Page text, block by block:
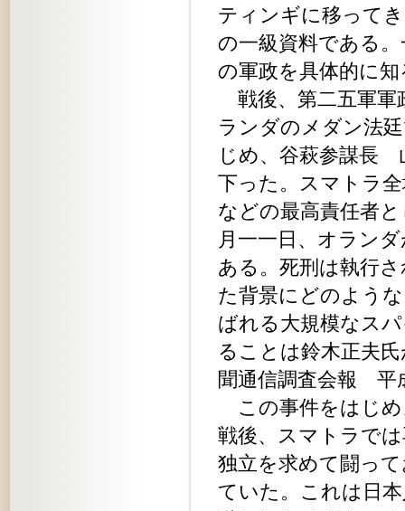
ティンギに移って
の一級資料である
の軍政を具体的に
戦後、第二五軍軍
ランダのメダン法
じめ、谷萩参謀長
下った。スマトラ
などの最高責任者
月一一日、オラン
ある。死刑は執行
た背景にどのよう
ばれる大規模なス
ることは鈴木正夫
聞通信調査会報 平
この事件をはじめ
戦後、スマトラで
独立を求めて闘っ
ていた。これは日